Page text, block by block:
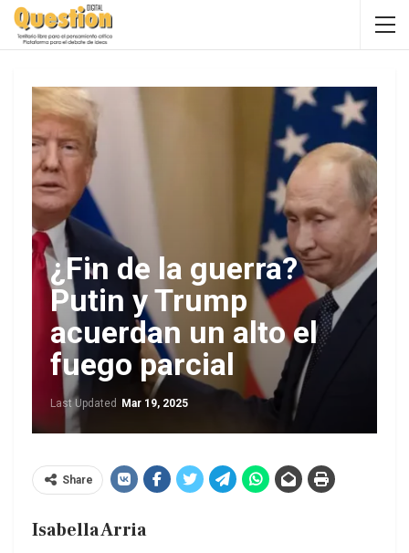
¿Fin de la guerra?
Putin y Trump
acuerdan un alto el
fuego parcial
Last Updated Mar 19, 2025
Share
Isabella Arria